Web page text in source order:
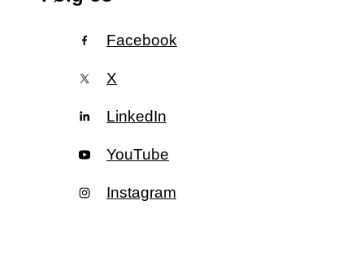
Facebook
X
LinkedIn
YouTube
Instagram